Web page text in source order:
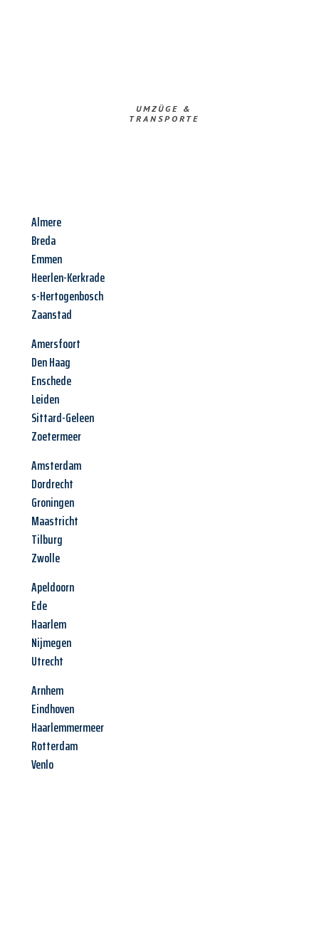
UMZÜGE &
TRANSPORTE
Almere
Breda
Emmen
Heerlen-Kerkrade
s-Hertogenbosch
Zaanstad
Amersfoort
Den Haag
Enschede
Leiden
Sittard-Geleen
Zoetermeer
Amsterdam
Dordrecht
Groningen
Maastricht
Tilburg
Zwolle
Apeldoorn
Ede
Haarlem
Nijmegen
Utrecht
Arnhem
Eindhoven
Haarlemmermeer
Rotterdam
Venlo